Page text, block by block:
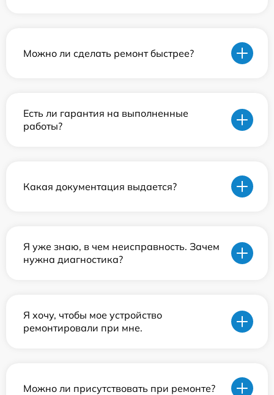
Можно ли сделать ремонт быстрее?
Есть ли гарантия на выполненные
работы?
Какая документация выдается?
Я уже знаю, в чем неисправность. Зачем
нужна диагностика?
Я хочу, чтобы мое устройство
ремонтировали при мне.
Можно ли присутствовать при ремонте?